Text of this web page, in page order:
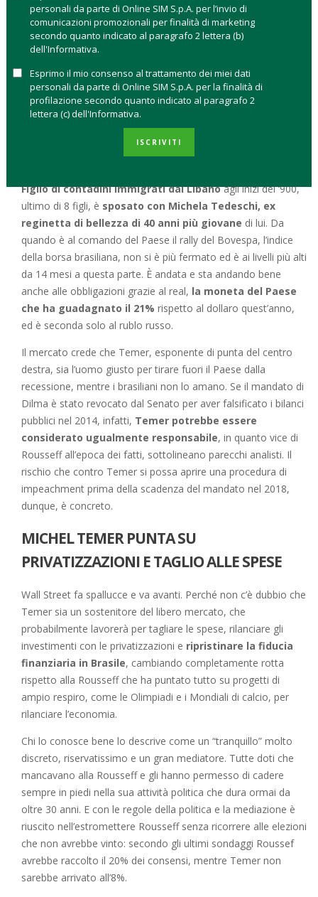
trimestre del 2015 è impietoso:la ricchezza del Paese è
scesa del 3,8%.
in mano il Paese nel momento dellapeggiore recessione di
sempre: il PIL può restringersi del 7,5% nel 2015-16
l’inflazione e la disoccupazione possono arrivare al 10%; il
sistema politico è un caos, con un congresso diviso in 25
partiti politici. Che cosa può fare Temer? Per i mercati
Figlio di contadini immigrati dal Libanoagli inizi del ‘900,
ultimo di 8 figli, è sposato con Michela Tedeschi, ex
reginetta di bellezza di 40 anni più giovane di lui. Da
quando è al comando del Paese il rally del Bovespa, l’indice
della borsa brasiliana, non si è più fermato ed è ai livelli più alti
da 14 mesi a questa parte. È andata e sta andando bene
anche alle obbligazioni grazie al real, la moneta del Paese
che ha guadagnato il 21% rispetto al dollaro quest’anno,
ed è seconda solo al rublo russo.
Il mercato crede che Temer, esponente di punta del centro
destra, sia l’uomo giusto per tirare fuori il Paese dalla
recessione, mentre i brasiliani non lo amano. Se il mandato di
Dilma è stato revocato dal Senato per aver falsificato i bilanci
pubblici nel 2014, infatti, Temer potrebbe essere
considerato ugualmente responsabile, in quanto vice di
Rousseff all’epoca dei fatti, sottolineano parecchi analisti. Il
rischio che contro Temer si possa aprire una procedura di
impeachment prima della scadenza del mandato nel 2018,
dunque, è concreto.
MICHEL TEMER PUNTA SU
PRIVATIZZAZIONI E TAGLIO ALLE SPESE
Wall Street fa spallucce e va avanti. Perché non c’è dubbio che
Temer sia un sostenitore del libero mercato, che
probabilmente lavorerà per tagliare le spese, rilanciare gli
investimenti con le privatizzazioni e ripristinare la fiducia
finanziaria in Brasile, cambiando completamente rotta
rispetto alla Rousseff che ha puntato tutto su progetti di
ampio respiro, come le Olimpiadi e i Mondiali di calcio, per
rilanciare l’economia.
Chi lo conosce bene lo descrive come un “tranquillo” molto
discreto, riservatissimo e un gran mediatore. Tutte doti che
mancavano alla Rousseff e gli hanno permesso di cadere
sempre in piedi nella sua attività politica che dura ormai da
oltre 30 anni. E con le regole della politica e la mediazione è
riuscito nell’estromettere Rousseff senza ricorrere alle elezioni
che non avrebbe vinto: secondo gli ultimi sondaggi Roussef
avrebbe raccolto il 20% dei consensi, mentre Temer non
sarebbe arrivato all’8%.
personali da parte di Online SIM S.p.A. per l’invio di
comunicazioni promozionali per finalità di marketing
secondo quanto indicato al paragrafo 2 lettera (b)
dell'Informativa.
Esprimo il mio consenso al trattamento dei miei dati
personali da parte di Online SIM S.p.A. per la finalità di
profilazione secondo quanto indicato al paragrafo 2
lettera (c) dell'Informativa.
ISCRIVITI